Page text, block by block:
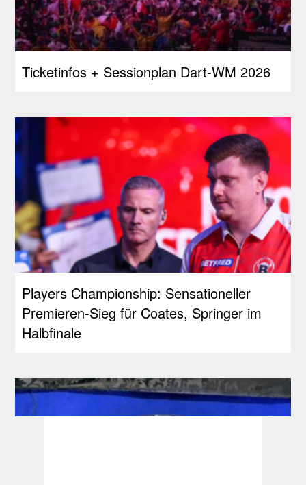
Ticketinfos + Sessionplan Dart-WM 2026
Players Championship: Sensationeller
Premieren-Sieg für Coates, Springer im
Halbfinale